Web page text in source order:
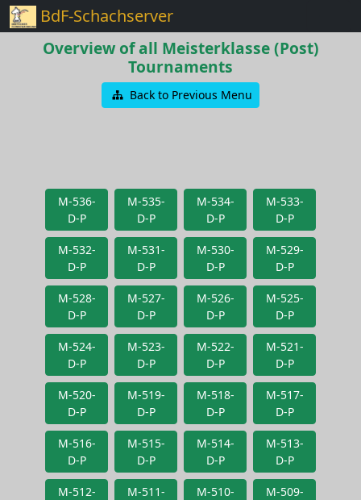
BdF-Schachserver
Overview of all Meisterklasse (Post)
Tournaments
Back to Previous Menu
M-536-
D-P
M-535-
D-P
M-534-
D-P
M-533-
D-P
M-532-
D-P
M-531-
D-P
M-530-
D-P
M-529-
D-P
M-528-
D-P
M-527-
D-P
M-526-
D-P
M-525-
D-P
M-524-
D-P
M-523-
D-P
M-522-
D-P
M-521-
D-P
M-520-
D-P
M-519-
D-P
M-518-
D-P
M-517-
D-P
M-516-
D-P
M-515-
D-P
M-514-
D-P
M-513-
D-P
M-512-
M-511-
M-510-
M-509-